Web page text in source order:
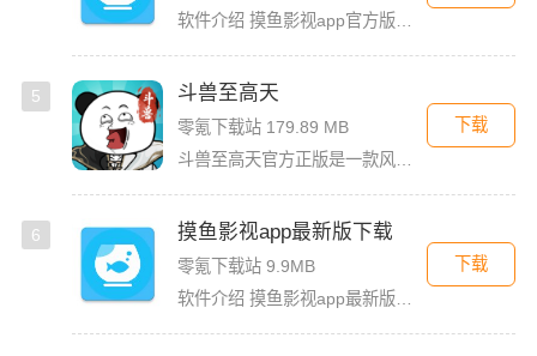
软件介绍 摸鱼影视app官方版是一款专为影迷打造的高品质影视播放软件，这里汇聚了海量热门电影、电视剧、综艺
5 斗兽至高天
零氪下载站 179.89 MB
下载
6 摸鱼影视app最新版下载
零氪下载站 9.9MB
下载